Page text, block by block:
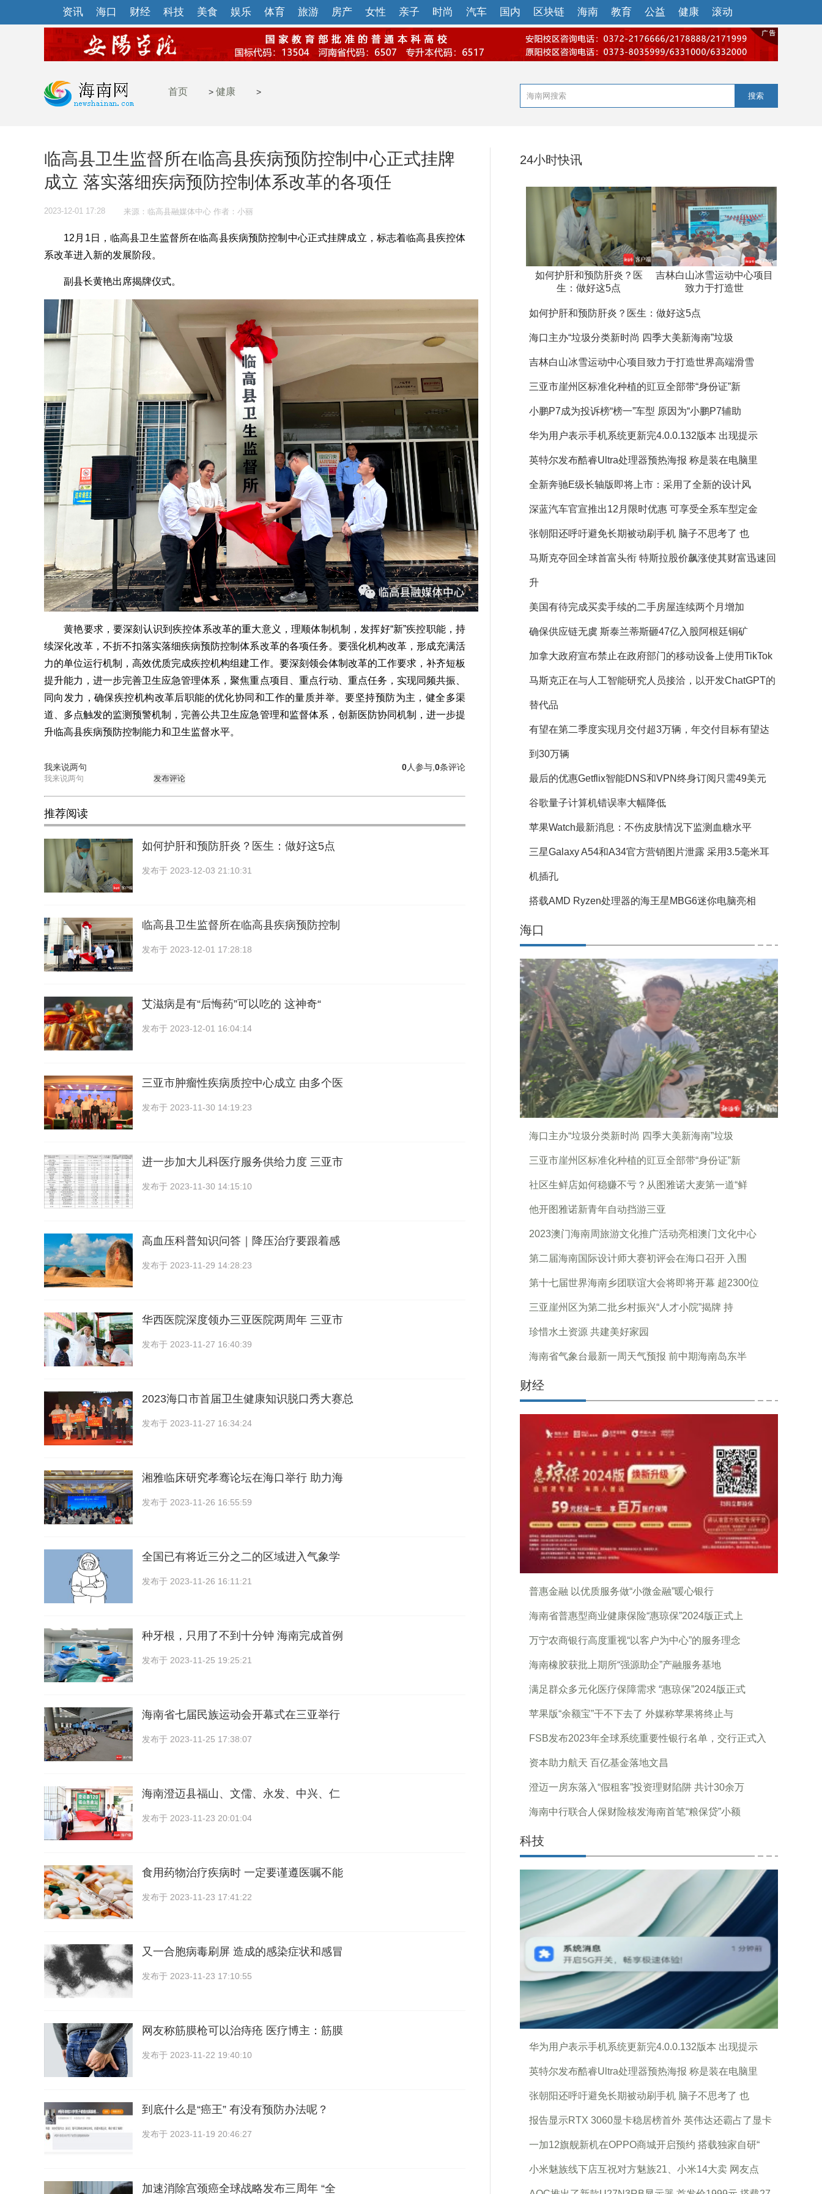
资讯 海口 财经 科技 美食 娱乐 体育 旅游 房产 女性 亲子 时尚 汽车 国内 区块链 海南 教育 公益 健康 滚动
首页 > 健康 > 搜索
临高县卫生监督所在临高县疾病预防控制中心正式挂牌
成立 落实落细疾病预防控制体系改革的各项任
2023-12-01 17:28 来源：临高县融媒体中心 作者：小丽
12月1日，临高县卫生监督所在临高县疾病预防控制中心正式挂牌成立，标志着临高县疾控体
系改革进入新的发展阶段。
副县长黄艳出席揭牌仪式。
黄艳要求，要深刻认识到疾控体系改革的重大意义，理顺体制机制，发挥好“新”疾控职能，持
续深化改革，不折不扣落实落细疾病预防控制体系改革的各项任务。要强化机构改革，形成充满活
力的单位运行机制，高效优质完成疾控机构组建工作。要深刻领会体制改革的工作要求，补齐短板
提升能力，进一步完善卫生应急管理体系，聚焦重点项目、重点行动、重点任务，实现同频共振、
同向发力，确保疾控机构改革后职能的优化协同和工作的量质并举。要坚持预防为主，健全多渠
道、多点触发的监测预警机制，完善公共卫生应急管理和监督体系，创新医防协同机制，进一步提
升临高县疾病预防控制能力和卫生监督水平。
我来说两句 0条评论
0人参与,
发布评论
推荐阅读
如何护肝和预防肝炎？医生：做好这5点
发布于 2023-12-03 21:10:31
临高县卫生监督所在临高县疾病预防控制
发布于 2023-12-01 17:28:18
艾滋病是有“后悔药”可以吃的 这神奇“
发布于 2023-12-01 16:04:14
三亚市肿瘤性疾病质控中心成立 由多个医
发布于 2023-11-30 14:19:23
进一步加大儿科医疗服务供给力度 三亚市
发布于 2023-11-30 14:15:10
高血压科普知识问答｜降压治疗要跟着感
发布于 2023-11-29 14:28:23
华西医院深度领办三亚医院两周年 三亚市
发布于 2023-11-27 16:40:39
2023海口市首届卫生健康知识脱口秀大赛总
发布于 2023-11-27 16:34:24
湘雅临床研究孝骞论坛在海口举行 助力海
发布于 2023-11-26 16:55:59
全国已有将近三分之二的区域进入气象学
发布于 2023-11-26 16:11:21
种牙根，只用了不到十分钟 海南完成首例
发布于 2023-11-25 19:25:21
海南省七届民族运动会开幕式在三亚举行
发布于 2023-11-25 17:38:07
海南澄迈县福山、文儒、永发、中兴、仁
发布于 2023-11-23 20:01:04
食用药物治疗疾病时 一定要谨遵医嘱不能
发布于 2023-11-23 17:41:22
又一合胞病毒刷屏 造成的感染症状和感冒
发布于 2023-11-23 17:10:55
网友称筋膜枪可以治痔疮 医疗博主：筋膜
发布于 2023-11-22 19:40:10
到底什么是“癌王” 有没有预防办法呢？
发布于 2023-11-19 20:46:27
加速消除宫颈癌全球战略发布三周年 “全
24小时快讯
如何护肝和预防肝炎？医
生：做好这5点
吉林白山冰雪运动中心项目
致力于打造世
如何护肝和预防肝炎？医生：做好这5点
海口主办“垃圾分类新时尚 四季大美新海南”垃圾
吉林白山冰雪运动中心项目致力于打造世界高端滑雪
三亚市崖州区标准化种植的豇豆全部带“身份证”新
小鹏P7成为投诉榜“榜一”车型 原因为“小鹏P7辅助
华为用户表示手机系统更新完4.0.0.132版本 出现提示
英特尔发布酷睿Ultra处理器预热海报 称是装在电脑里
全新奔驰E级长轴版即将上市：采用了全新的设计风
深蓝汽车官宣推出12月限时优惠 可享受全系车型定金
张朝阳还呼吁避免长期被动刷手机 脑子不思考了 也
马斯克夺回全球首富头衔 特斯拉股价飙涨使其财富迅速回
升
美国有待完成买卖手续的二手房屋连续两个月增加
确保供应链无虞 斯泰兰蒂斯砸47亿入股阿根廷铜矿
加拿大政府宣布禁止在政府部门的移动设备上使用TikTok
马斯克正在与人工智能研究人员接洽，以开发ChatGPT的
替代品
有望在第二季度实现月交付超3万辆，年交付目标有望达
到30万辆
最后的优惠Getflix智能DNS和VPN终身订阅只需49美元
谷歌量子计算机错误率大幅降低
苹果Watch最新消息：不伤皮肤情况下监测血糖水平
三星Galaxy A54和A34官方营销图片泄露 采用3.5毫米耳
机插孔
搭载AMD Ryzen处理器的海王星MBG6迷你电脑亮相
海口
海口主办“垃圾分类新时尚 四季大美新海南”垃圾
三亚市崖州区标准化种植的豇豆全部带“身份证”新
社区生鲜店如何稳赚不亏？从图雅诺大麦第一道“鲜
他开图雅诺新青年自动挡游三亚
2023澳门海南周旅游文化推广活动亮相澳门文化中心
第二届海南国际设计师大赛初评会在海口召开 入围
第十七届世界海南乡团联谊大会将即将开幕 超2300位
三亚崖州区为第二批乡村振兴“人才小院”揭牌 持
珍惜水土资源 共建美好家园
海南省气象台最新一周天气预报 前中期海南岛东半
财经
普惠金融 以优质服务做“小微金融”暖心银行
海南省普惠型商业健康保险“惠琼保”2024版正式上
万宁农商银行高度重视“以客户为中心”的服务理念
海南橡胶获批上期所“强源助企”产融服务基地
满足群众多元化医疗保障需求 “惠琼保”2024版正式
苹果版“余额宝”干不下去了 外媒称苹果将终止与
FSB发布2023年全球系统重要性银行名单，交行正式入
资本助力航天 百亿基金落地文昌
澄迈一房东落入“假租客”投资理财陷阱 共计30余万
海南中行联合人保财险核发海南首笔“粮保贷”小额
科技
华为用户表示手机系统更新完4.0.0.132版本 出现提示
英特尔发布酷睿Ultra处理器预热海报 称是装在电脑里
张朝阳还呼吁避免长期被动刷手机 脑子不思考了 也
报告显示RTX 3060显卡稳居榜首外 英伟达还霸占了显卡
一加12旗舰新机在OPPO商城开启预约 搭载独家自研“
小米魅族线下店互祝对方魅族21、小米14大卖 网友点